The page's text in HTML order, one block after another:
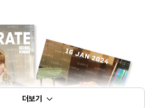
더보기